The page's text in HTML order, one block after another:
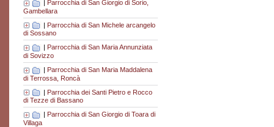
Parrocchia di San Giorgio di Sorio,
Gambellara
| Parrocchia di San Michele arcangelo
di Sossano
Parrocchia di San Maria Annunziata
di Sovizzo
| Parrocchia di San Maria Maddalena
di Terrossa, Roncà
| Parrocchia dei Santi Pietro e Rocco
di Tezze di Bassano
| Parrocchia di San Giorgio di Toara di
Villaga